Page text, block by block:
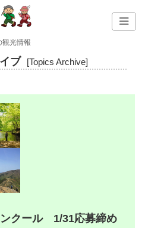
光情報
ブ [Topics Archive]
クール 1/31応募締め